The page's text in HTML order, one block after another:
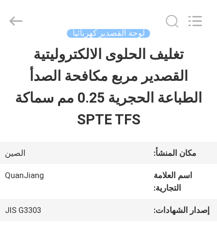
منتجات
فيديو
معلومات
عنا
METAL
لوحة القصدير كهربائيا
تغليف الحلوى الالكتروليتية
القصدير مربع مكافحة الصدأ
الطباعة الحجرية 0.25 مم سماكة
SPTE TFS
مكان المنشأ: الصين
اسم العلامة
التجارية:
QuanJiang
إصدار الشهادات: JIS G3303